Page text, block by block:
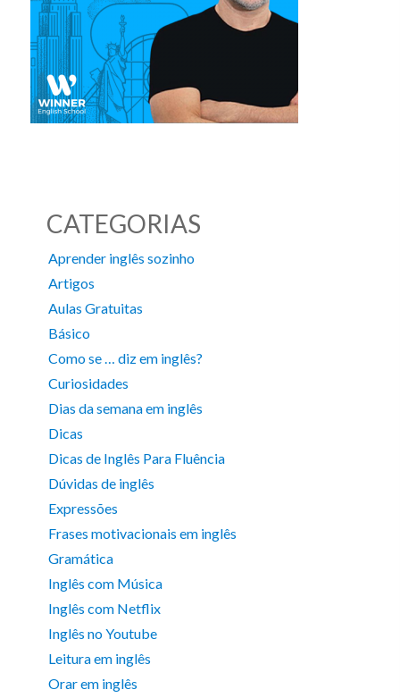
CATEGORIAS
Aprender inglês sozinho
Artigos
Aulas Gratuitas
Básico
Como se … diz em inglês?
Curiosidades
Dias da semana em inglês
Dicas
Dicas de Inglês Para Fluência
Dúvidas de inglês
Expressões
Frases motivacionais em inglês
Gramática
Inglês com Música
Inglês com Netflix
Inglês no Youtube
Leitura em inglês
Orar em inglês